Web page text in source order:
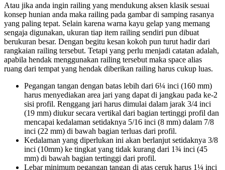
Atau jika anda ingin railing yang mendukung aksen klasik sesuai
konsep hunian anda maka railing pada gambar di samping rasanya
yang paling tepat. Selain karena warna kayu gelap yang memang
sengaja digunakan, ukuran tiap item railing sendiri pun dibuat
berukuran besar. Dengan begitu kesan kokoh pun turut hadir dari
rangkaian railing tersebut. Tetapi yang perlu menjadi catatan adalah,
apabila hendak menggunakan railing tersebut maka space alias
ruang dari tempat yang hendak diberikan railing harus cukup luas.
Pegangan tangan dengan batas lebih dari 6¼ inci (160 mm)
harus menyediakan area jari yang dapat di jangkau pada ke-2
sisi profil. Renggang jari harus dimulai dalam jarak 3/4 inci
(19 mm) diukur secara vertikal dari bagian tertinggi profil dan
mencapai kedalaman setidaknya 5/16 inci (8 mm) dalam 7/8
inci (22 mm) di bawah bagian terluas dari profil.
Kedalaman yang diperlukan ini akan berlanjut setidaknya 3/8
inci (10mm) ke tingkat yang tidak kurang dari 1¾ inci (45
mm) di bawah bagian tertinggi dari profil.
Lebar minimum pegangan tangan di atas ceruk harus 1¼ inci